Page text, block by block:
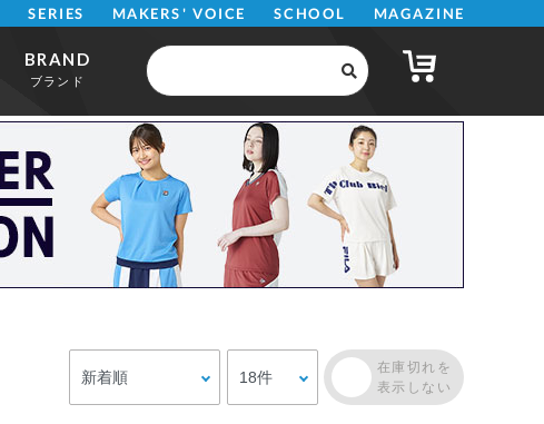
SERIES MAKERS' VOICE SCHOOL MAGAZINE
BRAND
ブランド